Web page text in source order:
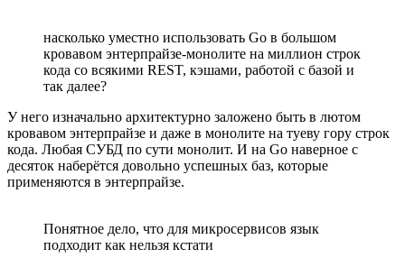
насколько уместно использовать Go в большом
кровавом энтерпрайзе-монолите на миллион строк
кода со всякими REST, кэшами, работой с базой и
так далее?
У него изначально архитектурно заложено быть в лютом
кровавом энтерпрайзе и даже в монолите на туеву гору строк
кода. Любая СУБД по сути монолит. И на Go наверное с
десяток наберётся довольно успешных баз, которые
применяются в энтерпрайзе.
Понятное дело, что для микросервисов язык
подходит как нельзя кстати